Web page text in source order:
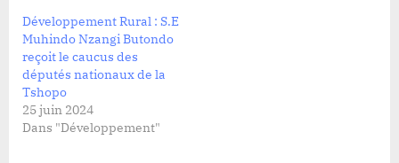
Développement Rural : S.E
Muhindo Nzangi Butondo
reçoit le caucus des
députés nationaux de la
Tshopo
25 juin 2024
Dans "Développement"